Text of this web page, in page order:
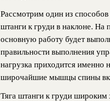
Рассмотрим один из способов
штанги к груди в наклоне. На
основную работу будет
правильности выполнения
нагрузка приходится именно
широчайшие мышцы спины
Тяга штанги к груди широким